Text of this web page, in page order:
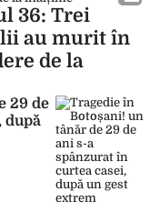
36: Trei
au murit în
de la
29 de
după